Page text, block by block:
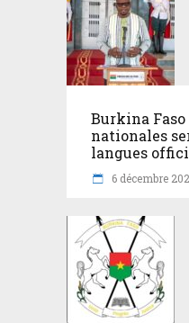
Burkina Faso
nationales
langues
6 décembre